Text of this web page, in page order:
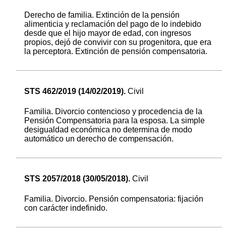
Derecho de familia. Extinción de la pensión
alimenticia y reclamación del pago de lo indebido
desde que el hijo mayor de edad, con ingresos
propios, dejó de convivir con su progenitora, que era
la perceptora. Extinción de pensión compensatoria.
STS 462/2019 (14/02/2019). Civil
Familia. Divorcio contencioso y procedencia de la
Pensión Compensatoria para la esposa. La simple
desigualdad económica no determina de modo
automático un derecho de compensación.
STS 2057/2018 (30/05/2018). Civil
Familia. Divorcio. Pensión compensatoria: fijación
con carácter indefinido.